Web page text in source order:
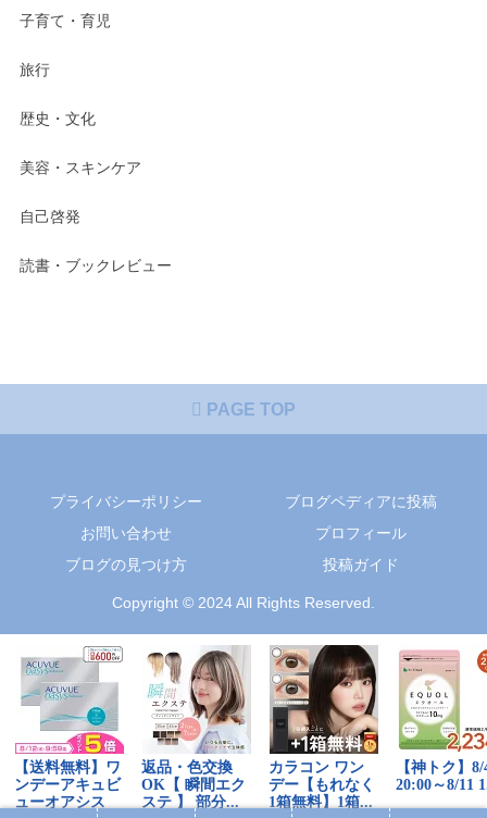
子育て・育児
旅行
歴史・文化
美容・スキンケア
自己啓発
読書・ブックレビュー
PAGE TOP
プライバシーポリシー
ブログペディアに投稿
お問い合わせ
プロフィール
ブログの見つけ方
投稿ガイド
Copyright © 2024 All Rights Reserved.